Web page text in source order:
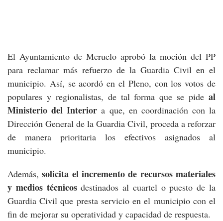
El Ayuntamiento de Meruelo aprobó la moción del PP
para reclamar más refuerzo de la Guardia Civil en el
municipio. Así, se acordó en el Pleno, con los votos de
populares y regionalistas, de tal forma que se pide al
Ministerio del Interiora que, en coordinación con la
Dirección General de la Guardia Civil, proceda a reforzar
de manera prioritaria los efectivos asignados al
municipio.
Además,solicita el incremento de recursos materiales
y medios técnicosdestinados al cuartel o puesto de la
Guardia Civil que presta servicio en el municipio con el
fin de mejorar su operatividad y capacidad de respuesta.